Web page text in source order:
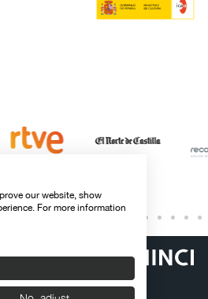
Política de cookies
our website, show
For more information